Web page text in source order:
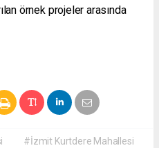
örnek projeler arasında
#İzmit Kurtdere Mahallesi